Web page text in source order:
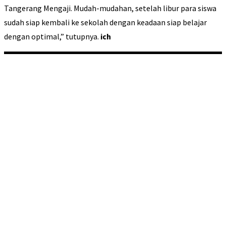
Tangerang Mengaji. Mudah-mudahan, setelah libur para siswa
sudah siap kembali ke sekolah dengan keadaan siap belajar
dengan optimal,” tutupnya. ich